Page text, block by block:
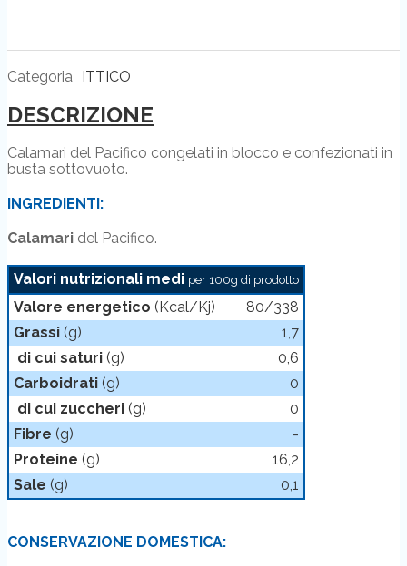
Categoria ITTICO
DESCRIZIONE
Calamari del Pacifico congelati in blocco e confezionati in
busta sottovuoto.
INGREDIENTI:
Calamari del Pacifico.
Valori nutrizionali medi per 100g di prodotto
Valore energetico (Kcal/Kj)
80/338
Grassi (g)
1,7
di cui saturi (g)
0,6
Carboidrati (g)
0
di cui zuccheri (g)
0
Fibre (g)
-
Proteine (g)
16,2
Sale (g) 0,1
CONSERVAZIONE DOMESTICA: